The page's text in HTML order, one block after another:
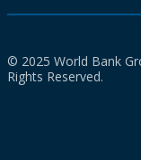
© 2025 World Bank
Rights Reserved.